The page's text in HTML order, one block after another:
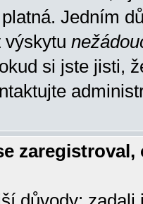
Jedním
výskytu
si jste jisti,